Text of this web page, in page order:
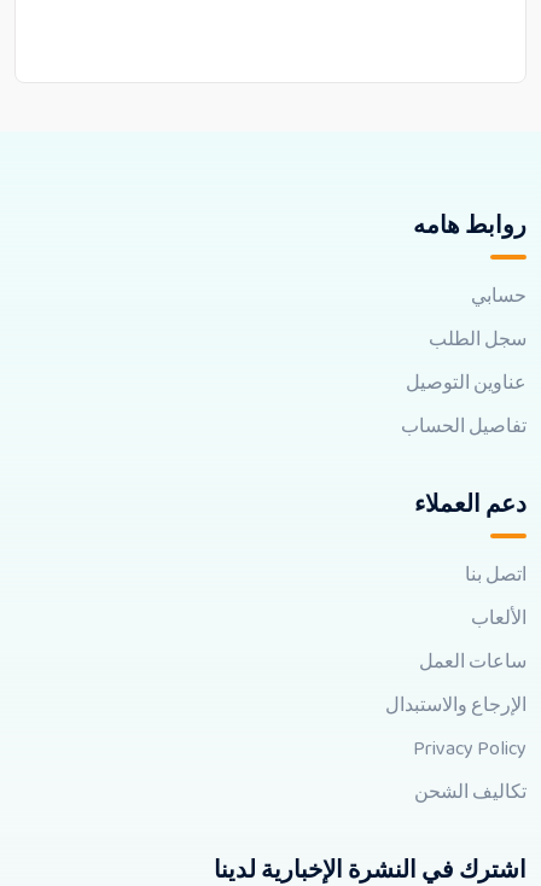
روابط هامه
حسابي
سجل الطلب
عناوين التوصيل
تفاصيل الحساب
دعم العملاء
اتصل بنا
الألعاب
ساعات العمل
الإرجاع والاستبدال
Privacy Policy
تكاليف الشحن
اشترك في النشرة الإخبارية لدينا